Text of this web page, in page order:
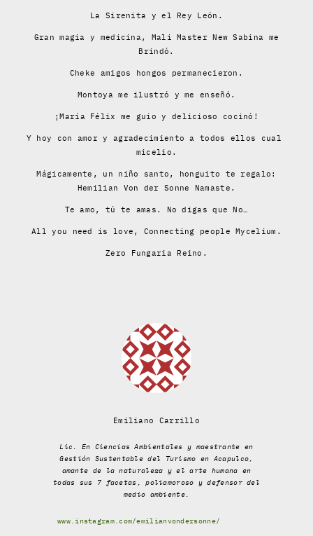
La Sirenita y el Rey León.
Gran magia y medicina, Mali Master New Sabina me
Brindó.
Cheke amigos hongos permanecieron.
Montoya me ilustró y me enseñó.
¡María Félix me guio y delicioso cocinó!
Y hoy con amor y agradecimiento a todos ellos cual
micelio.
Mágicamente, un niño santo, honguito te regalo:
Hemilian Von der Sonne Namaste.
Te amo, tú te amas. No digas que No…
All you need is love, Connecting people Mycelium.
Zero Fungaria Reino.
Emiliano Carrillo
Lic. En Ciencias Ambientales y maestrante en
Gestión Sustentable del Turismo en Acapulco,
amante de la naturaleza y el arte humana en
todas sus 7 facetas, poliamoroso y defensor del
medio ambiente.
www.instagram.com/emilianvondersonne/